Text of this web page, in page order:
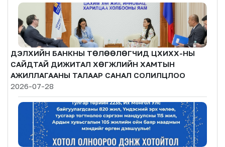
ДЭЛХИЙН БАНКНЫ ТӨЛӨӨЛӨГЧИД ЦХИХХ-НЫ
САЙДТАЙ ДИЖИТАЛ ХӨГЖЛИЙН ХАМТЫН
АЖИЛЛАГААНЫ ТАЛААР САНАЛ СОЛИЛЦЛОО
2026-07-28